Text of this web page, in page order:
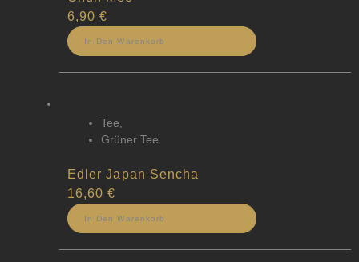
6,90€
In Den Warenkorb
Tee,
Grüner Tee
Edler Japan Sencha
16,60€
In Den Warenkorb